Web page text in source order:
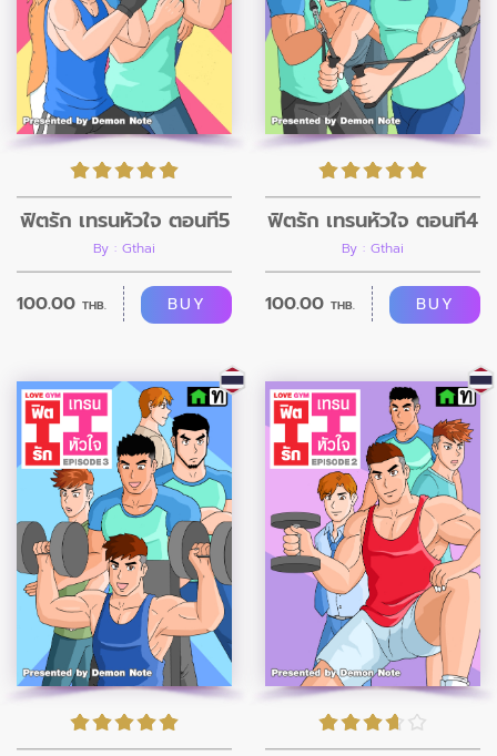
ฟิตรัก เทรนหัวใจ ตอนที่5
By : Gthai
100.00 THB. BUY
ฟิตรัก เทรนหัวใจ ตอนที่4
By : Gthai
100.00 THB. BUY